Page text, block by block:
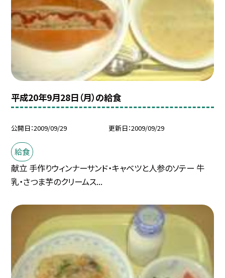
平成20年9月28日（月）の給食
公開日 2009/09/29 更新日 2009/09/29
給食
献立 手作りウィンナーサンド・キャベツと人参のソテー 牛
乳・さつま芋のクリームス...